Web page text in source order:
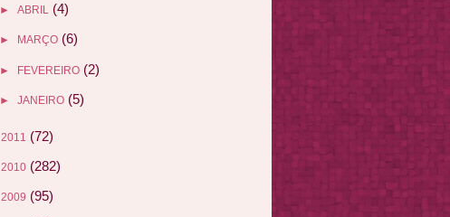
► ABRIL (4)
► MARÇO (6)
► FEVEREIRO (2)
► JANEIRO (5)
2011 (72)
2010 (282)
2009 (95)